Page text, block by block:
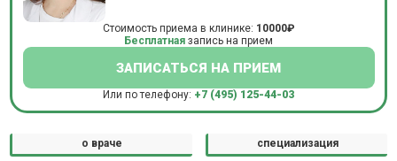
Стоимость приема в клинике: 10000₽
Бесплатная запись на прием
ЗАПИСАТЬСЯ НА ПРИЕМ
Или по телефону: +7 (495) 125-44-03
о враче специализация